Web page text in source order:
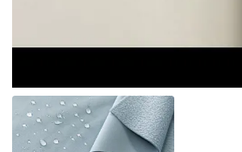
légáteresztő. A Sofshellből következőket
Dzsekit Nadrágot